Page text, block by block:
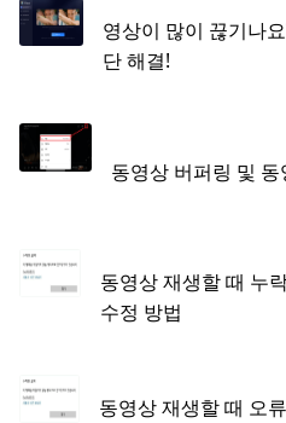
영상이 많이 끊기나
단 해결!
동영상 버퍼링 및
동영상 재생할 때 누
수정 방법
동영상 재생할 때 오